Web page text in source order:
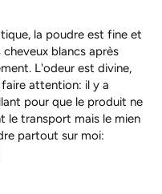
la poudre est fine et
blancs après
L'odeur est divine,
attention: il y a
pour que le produit ne
le transport mais le mien
partout sur moi: